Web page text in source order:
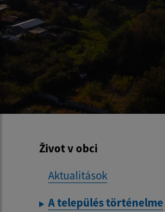
Život v obci
Aktualitások
A település történelme